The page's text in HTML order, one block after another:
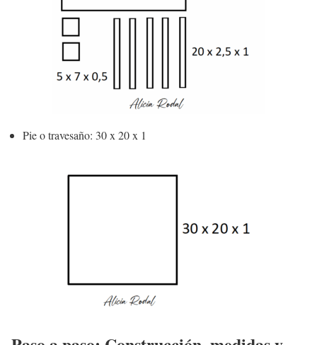
Pie o travesaño: 30 x 20 x 1